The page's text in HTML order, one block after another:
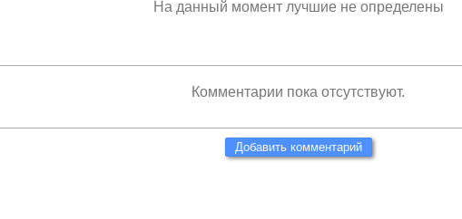
На данный момент лучшие не определены
Комментарии пока отсутствуют.
Добавить комментарий